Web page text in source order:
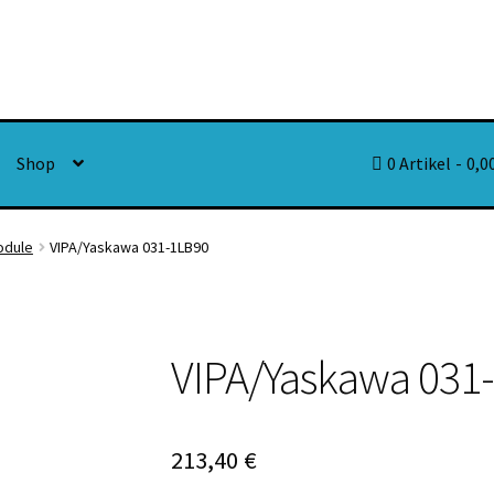
Shop 0 Artikel
VIPA/Yaskawa 031-1LB90
VIPA/Yaskawa
213,40 €